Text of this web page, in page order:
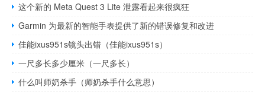
这个新的 Meta Quest 3 Lite 泄露看起来很疯狂
Garmin 为最新的智能手表提供了新的错误修复和改进
佳能ixus951s镜头出错（佳能ixus951s）
一尺多长多少厘米（一尺多长）
什么叫师奶杀手（师奶杀手什么意思）